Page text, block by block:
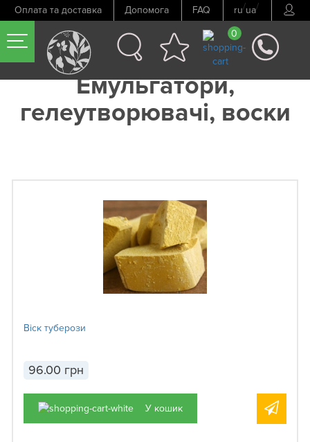
Оплата та доставка Допомога FAQ ru/ua/
0
Емульгатори,
гелеутворювачі, воски
Віск туберози
96.00 грн
У кошик